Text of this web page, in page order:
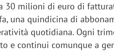
30 milioni di euro di
una quindicina di
quotidiana. Ogni
e continui comunque a